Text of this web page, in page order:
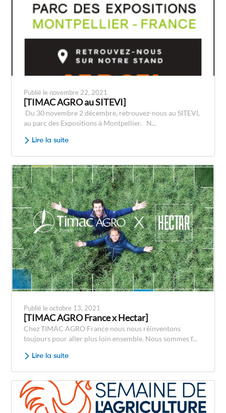
Publié le novembre 22, 2021
[TIMAC AGRO au SITEVI]
Du 30 novembre 2 décembre, retrouvez-nous au SITEVI,
au parc des Expositions à Montpellier. N...
Lire la suite
Publié le octobre 13, 2021
[TIMAC AGRO France x Hectar]
Chez TIMAC AGRO France nous nous réinventons
toujours pour aller plus loin ensemble. Nous sommes f...
Lire la suite